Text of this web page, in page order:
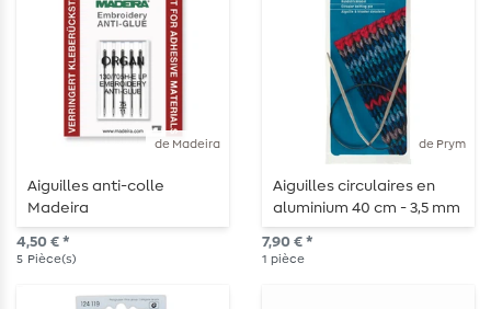
de Madeira
Aiguilles anti-colle
Madeira
4,50 € *
5 Pièce(s)
de Prym
Aiguilles circulaires en
aluminium 40 cm - 3,5 mm
7,90 € *
1 pièce